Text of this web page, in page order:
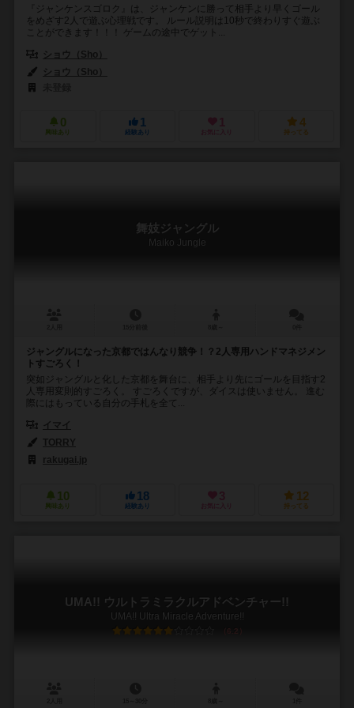
『ジャンケンスゴロク』は、ジャンケンに勝って相手より早くゴール
をめざす2人で遊ぶ心理戦です。 ルール説明は10秒で終わりすぐ遊ぶ
ことができます！！！ ゲームの途中でゲット...
ショウ（Sho）
ショウ（Sho）
0
興味あり
1
経験あり
1
お気に入り
4
持ってる
舞妓ジャングル
Maiko Jungle
ジャングルになった京都ではんなり競争！？2人専用ハンドマネジメン
トすごろく！
突如ジャングルと化した京都を舞台に、相手より先にゴールを目指す2
人専用変則的すごろく。 すごろくですが、ダイスは使いません。 進む
際にはもっている自分の手札を全て...
イマイ
TORRY
rakugai.jp
10
興味あり
18
経験あり
3
お気に入り
12
持ってる
UMA!! ウルトラミラクルアドベンチャー!!
UMA!! Ultra Miracle Adventure!!
6.2